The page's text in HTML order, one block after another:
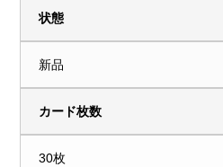
状態
新品
カード枚数
30枚